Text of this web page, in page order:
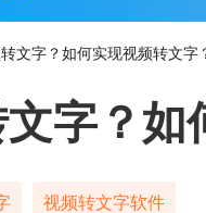
文字？如何实现视频转文字
字？如
视频转文字软件